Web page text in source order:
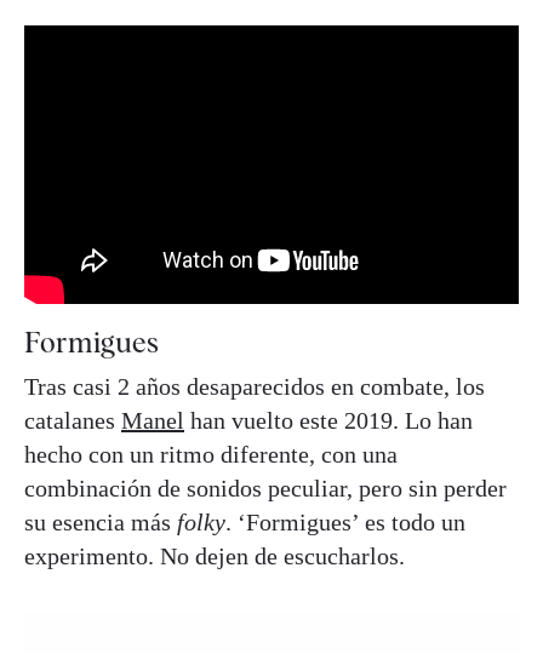
Formigues
Tras casi 2 años desaparecidos en combate, los
catalanes Manel han vuelto este 2019. Lo han
hecho con un ritmo diferente, con una
combinación de sonidos peculiar, pero sin perder
su esencia más folky. ‘Formigues’ es todo un
experimento. No dejen de escucharlos.